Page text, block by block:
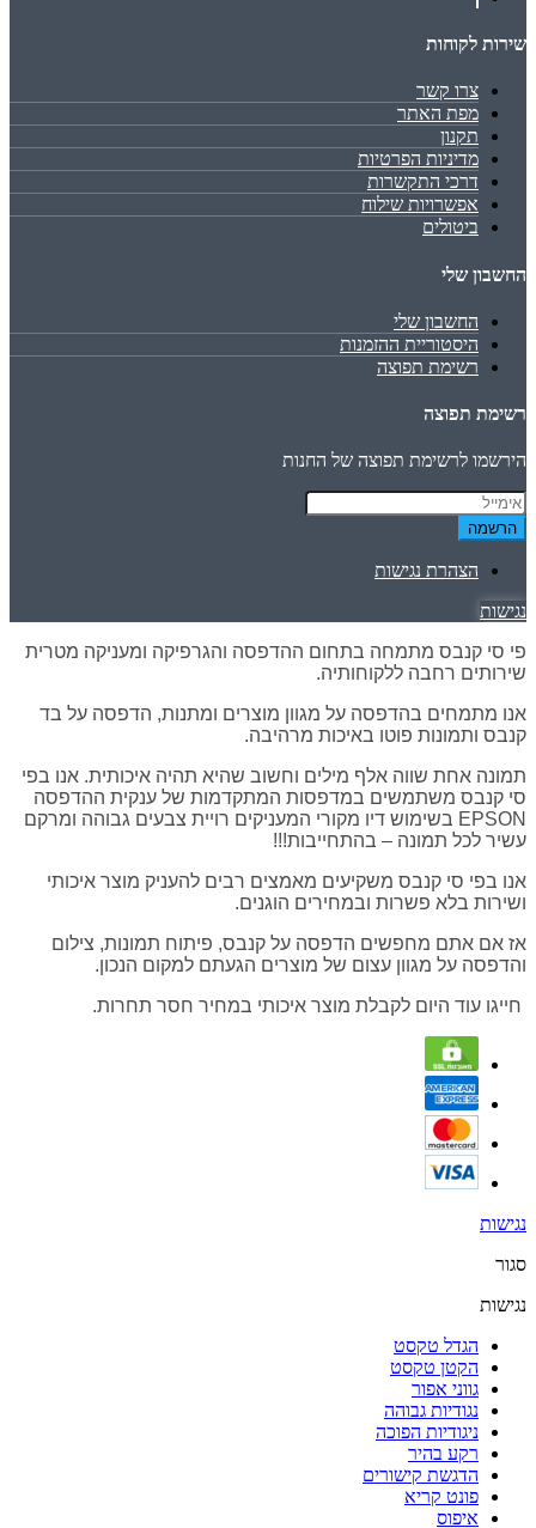
שירות לקוחות
צרו קשר
מפת האתר
תקנון
מדיניות הפרטיות
דרכי התקשרות
אפשרויות שילוח
ביטולים
החשבון שלי
החשבון שלי
היסטוריית ההזמנות
רשימת תפוצה
רשימת תפוצה
הירשמו לרשימת תפוצה של החנות
הרשמה
הצהרת נגישות
נגישות
פי סי קנבס מתמחה בתחום ההדפסה והגרפיקה ומעניקה מטרית
שירותים רחבה ללקוחותיה.
אנו מתמחים בהדפסה על מגוון מוצרים ומתנות, הדפסה על בד
קנבס ותמונות פוטו באיכות מרהיבה.
תמונה אחת שווה אלף מילים וחשוב שהיא תהיה איכותית. אנו בפי
סי קנבס משתמשים במדפסות המתקדמות של ענקית ההדפסה
EPSON בשימוש דיו מקורי המעניקים רויית צבעים גבוהה ומרקם
עשיר לכל תמונה – בהתחייבות!!!
אנו בפי סי קנבס משקיעים מאמצים רבים להעניק מוצר איכותי
ושירות בלא פשרות ובמחירים הוגנים.
אז אם אתם מחפשים הדפסה על קנבס, פיתוח תמונות, צילום
והדפסה על מגוון עצום של מוצרים הגעתם למקום הנכון.
חייגו עוד היום לקבלת מוצר איכותי במחיר חסר תחרות.
נגישות
סגור
נגישות
הגדל טקסט
הקטן טקסט
גווני אפור
נגודיות גבוהה
ניגודיות הפוכה
רקע בהיר
הדגשת קישורים
פונט קריא
איפוס